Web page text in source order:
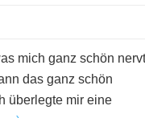
mich ganz schön
das ganz schön
überlegte mir eine